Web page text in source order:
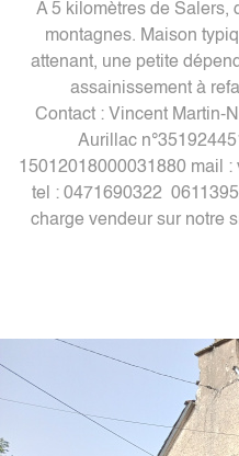
A 5 kilomètres de Salers,
montagnes. Maison
attenant, une petite
assainissement à
Contact : Vincent Martin-
Aurillac
15012018000031880 mail
tel : 0471690322
charge vendeur sur notre